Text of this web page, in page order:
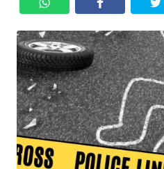
EKUIN
SAINS-TEKNO
KESEHATAN
INTERNASIONAL